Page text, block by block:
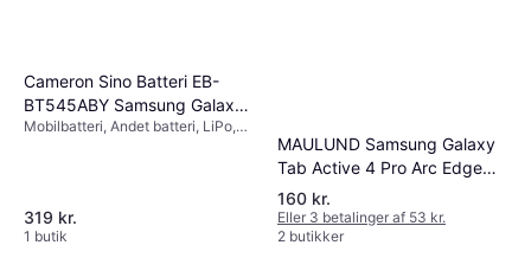
Cameron Sino Batteri EB-
BT545ABY Samsung Galaxy
Tab Active Pro 10.1
Mobilbatteri, Andet batteri, LiPo,
319 kr.
1 butik
MAULUND Samsung Galaxy
Tab Active 4 Pro Arc Edge
Skærmbeskyttelse Hærdet
Glas Gennemsigtig
160 kr.
Eller 3 betalinger af 53 kr.
2 butikker